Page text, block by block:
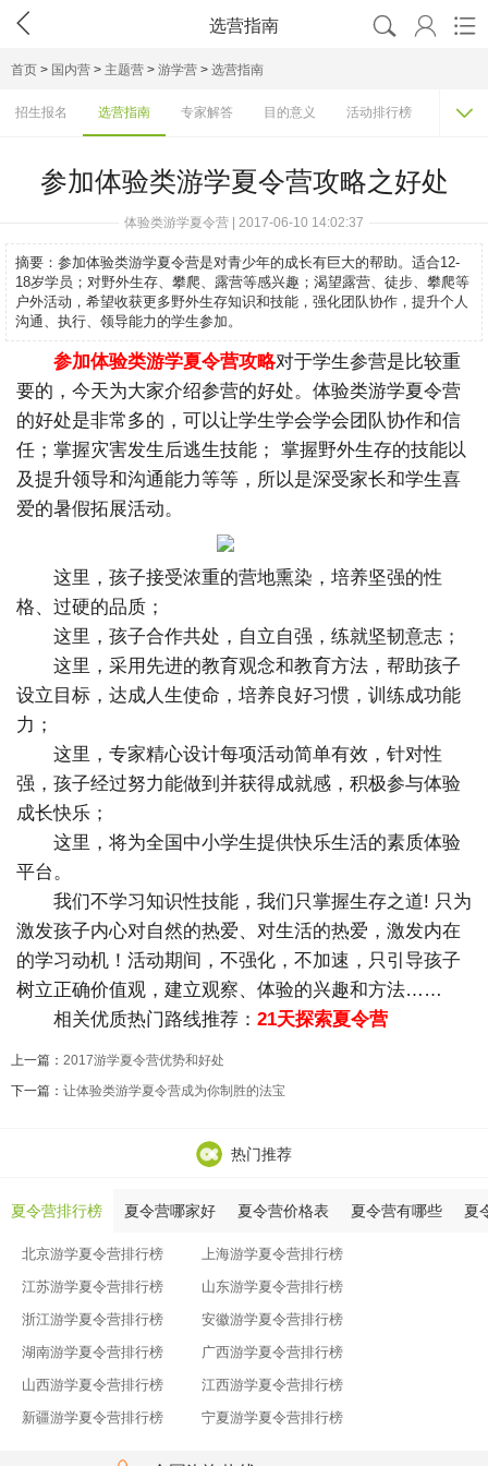
 选营指南   
首页 > 国内营 > 主题营 > 游学营 > 选营指南
招生报名 选营指南 专家解答 目的意义 活动排行榜 机构大

参加体验类游学夏令营攻略之好处
体验类游学夏令营 | 2017-06-10 14:02:37
摘要： 参加体验类游学夏令营是对青少年的成长有巨大的帮助。适合12-
18岁学员；对野外生存、攀爬、露营等感兴趣；渴望露营、徒步、攀爬等
户外活动，希望收获更多野外生存知识和技能，强化团队协作，提升个人
沟通、执行、领导能力的学生参加。
参加体验类游学夏令营攻略对于学生参营是比较重
要的，今天为大家介绍参营的好处。体验类游学夏令营
的好处是非常多的，可以让学生学会学会团队协作和信
任；掌握灾害发生后逃生技能； 掌握野外生存的技能以
及提升领导和沟通能力等等，所以是深受家长和学生喜
爱的暑假拓展活动。
这里，孩子接受浓重的营地熏染，培养坚强的性
格、过硬的品质；
这里，孩子合作共处，自立自强，练就坚韧意志；
这里，采用先进的教育观念和教育方法，帮助孩子
设立目标，达成人生使命，培养良好习惯，训练成功能
力；
这里，专家精心设计每项活动简单有效，针对性
强，孩子经过努力能做到并获得成就感，积极参与体验
成长快乐；
这里，将为全国中小学生提供快乐生活的素质体验
平台。
我们不学习知识性技能，我们只掌握生存之道! 只为
激发孩子内心对自然的热爱、对生活的热爱，激发内在
的学习动机！活动期间，不强化，不加速，只引导孩子
树立正确价值观，建立观察、体验的兴趣和方法……
相关优质热门路线推荐： 21天探索夏令营
上一篇： 2017游学夏令营优势和好处
下一篇： 让体验类游学夏令营成为你制胜的法宝
热门推荐
夏令营排行榜 夏令营哪家好 夏令营价格表 夏令营有哪些 夏
北京游学夏令营排行榜
上海游学夏令营排行榜
江苏游学夏令营排行榜
山东游学夏令营排行榜
浙江游学夏令营排行榜
安徽游学夏令营排行榜
湖南游学夏令营排行榜
广西游学夏令营排行榜
山西游学夏令营排行榜
江西游学夏令营排行榜
新疆游学夏令营排行榜
宁夏游学夏令营排行榜